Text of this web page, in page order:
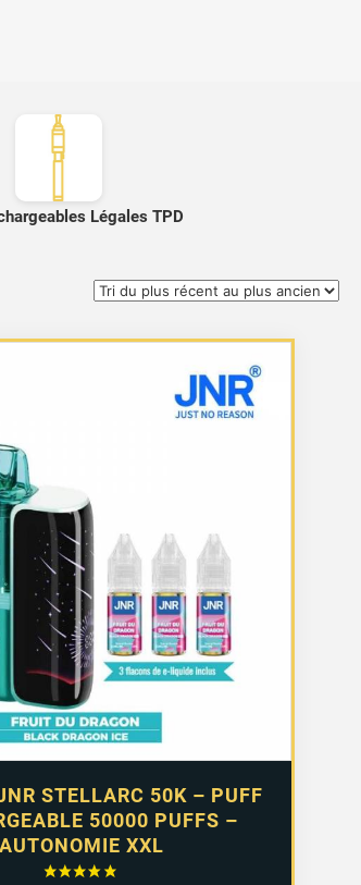
Légales TPD
STELLARC 50K – PUFF
50000 PUFFS –
AUTONOMIE XXL